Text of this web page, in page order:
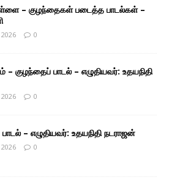
– குழந்தைகள் படைத்த பாடல்கள் –
0
– குழந்தைப் பாடல் – எழுதியவர்: உதயநிதி
0
– எழுதியவர்: உதயநிதி நடராஜன்
0